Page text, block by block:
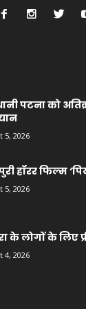
पटना को
5, 2026
हॉरर फिल्म
5, 2026
के लोगों के लिए
4, 2026